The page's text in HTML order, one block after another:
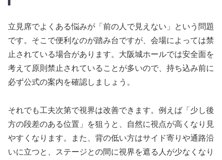
立見席でよくある悩みが「前の人で見えない」という問題
です。そこで便利なのが踏み台ですが、会場によっては禁
止されている場合があります。大阪城ホールでは安全面を
考えて原則禁止されていることが多いので、持ち込み前に
必ず公式の案内を確認しましょう。
それでも工夫次第で視界は改善できます。例えば「少し後
方の段差のある位置」を狙うと、自然に視点が高くなり見
やすくなります。また、背の低い方はサイド寄りや通路沿
いに立つと、ステージとの間に視界を遮る人が少なくなり